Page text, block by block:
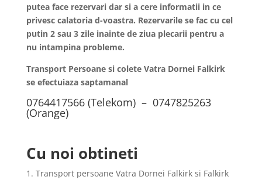
putea face rezervari dar si a cere informatii in ce
privesc calatoria d-voastra. Rezervarile se fac cu cel
putin 2 sau 3 zile inainte de ziua plecarii pentru a
nu intampina probleme.
Transport Persoane si colete Vatra Dornei Falkirk
se efectuiaza saptamanal
0764417566 (Telekom) – 0747825263
(Orange)
Cu noi obtineti
1. Transport persoane Vatra Dornei Falkirk si Falkirk